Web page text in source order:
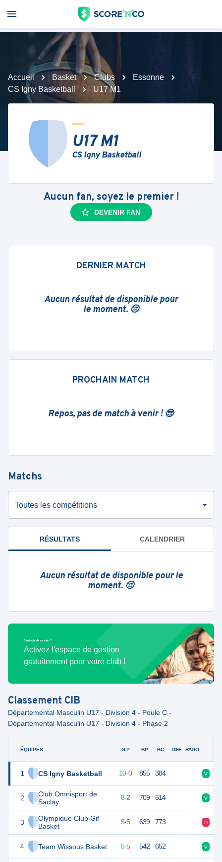
Accueil Basket Clubs
Essonne
CS Igny Basketball
U17 M1
U17 M1
CS Igny Basketball
Aucun fan, soyez le premier !
DEVENIR FAN
DERNIER MATCH
Aucun résultat de disponible pour
le moment. 😔
PROCHAIN MATCH
Repos, pas de match à venir ! 😎
Matchs
Toutes les compétitions
RÉSULTATS CALENDRIER
Aucun résultat de disponible pour le
moment. 😔
Bénévole de ce club ?
Activez l'espace de gestion
gratuitement pour votre club !
Classement CIB
Départemental Masculin U17 - Division 4 - Poule C -
Départemental Masculin U17 - Division 4 - Phase 2
ÉQUIPES
1 CS Igny Basketball
2
Club Omnisport de
Saclay
3
Olympique Club Gif
Basket
4 Team Wissous Basket
G-P BP BC DIFF RATIO
20 10-0 855 384 V
18 8-2 709 514 V
15 5-5 639 773 D
15 10 5-5 542 652 V